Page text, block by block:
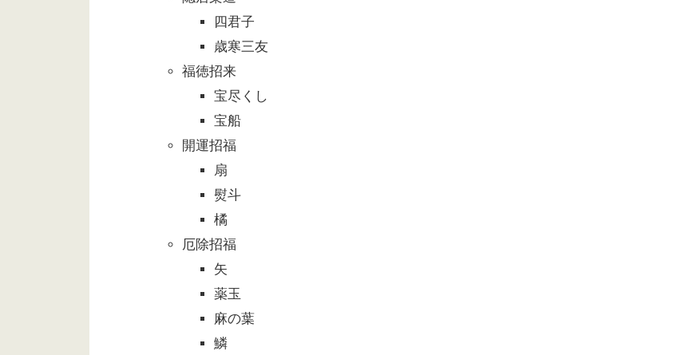
四君子
歳寒三友
福徳招来
宝尽くし
宝船
開運招福
扇
熨斗
橘
厄除招福
矢
薬玉
麻の葉
鱗